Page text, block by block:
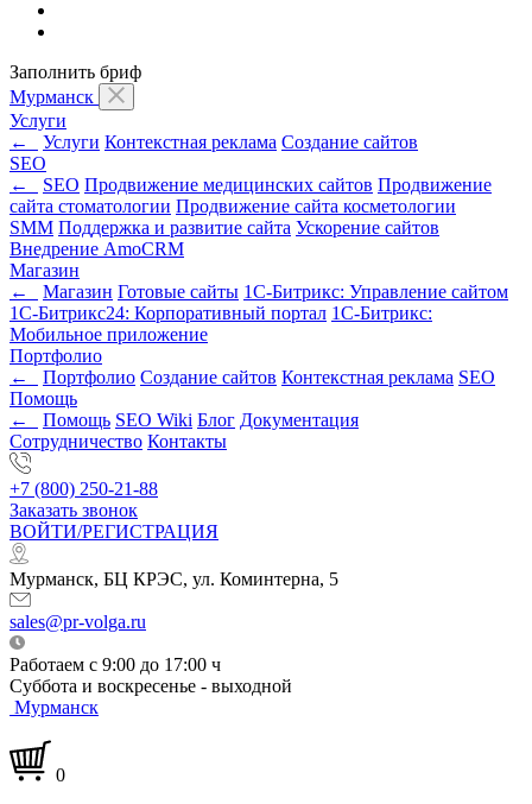
Заполнить бриф
Мурманск
Услуги
←
Услуги Контекстная реклама Создание сайтов
SEO
←
SEO Продвижение медицинских сайтов Продвижение
сайта стоматологии Продвижение сайта косметологии
SMM Поддержка и развитие сайта Ускорение сайтов
Внедрение AmoCRM
Магазин
←
Магазин Готовые сайты 1С-Битрикс: Управление сайтом
1С-Битрикс24: Корпоративный портал 1С-Битрикс:
Мобильное приложение
Портфолио
←
Портфолио Создание сайтов Контекстная реклама SEO
Помощь
←
Помощь SEO Wiki Блог Документация
Сотрудничество Контакты
+7 (800) 250-21-88
Заказать звонок
ВОЙТИ/РЕГИСТРАЦИЯ
Мурманск, БЦ КРЭС, ул. Коминтерна, 5
sales@pr-volga.ru
Работаем с 9:00 до 17:00 ч
Суббота и воскресенье - выходной
Мурманск
0